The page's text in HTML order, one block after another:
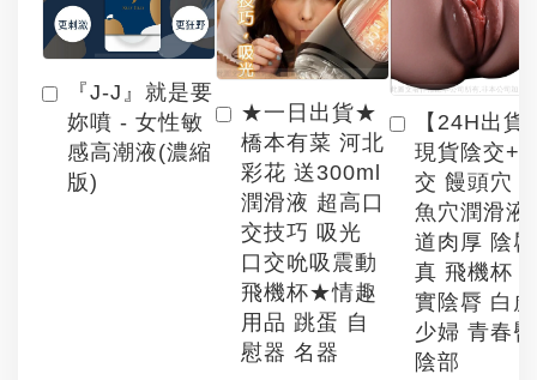
『J-J』就是要
妳噴 - 女性敏
感高潮液(濃縮
版)
★一日出貨★
橋本有菜 河北
彩花 送300ml
潤滑液 超高口
交技巧 吸光
口交吮吸震動
飛機杯★情趣
用品 跳蛋 自
慰器 名器
【24H出貨
現貨陰交+
交 饅頭穴
魚穴潤滑液
道肉厚 陰
真 飛機杯
實陰脣 白
少婦 青春臀
陰部